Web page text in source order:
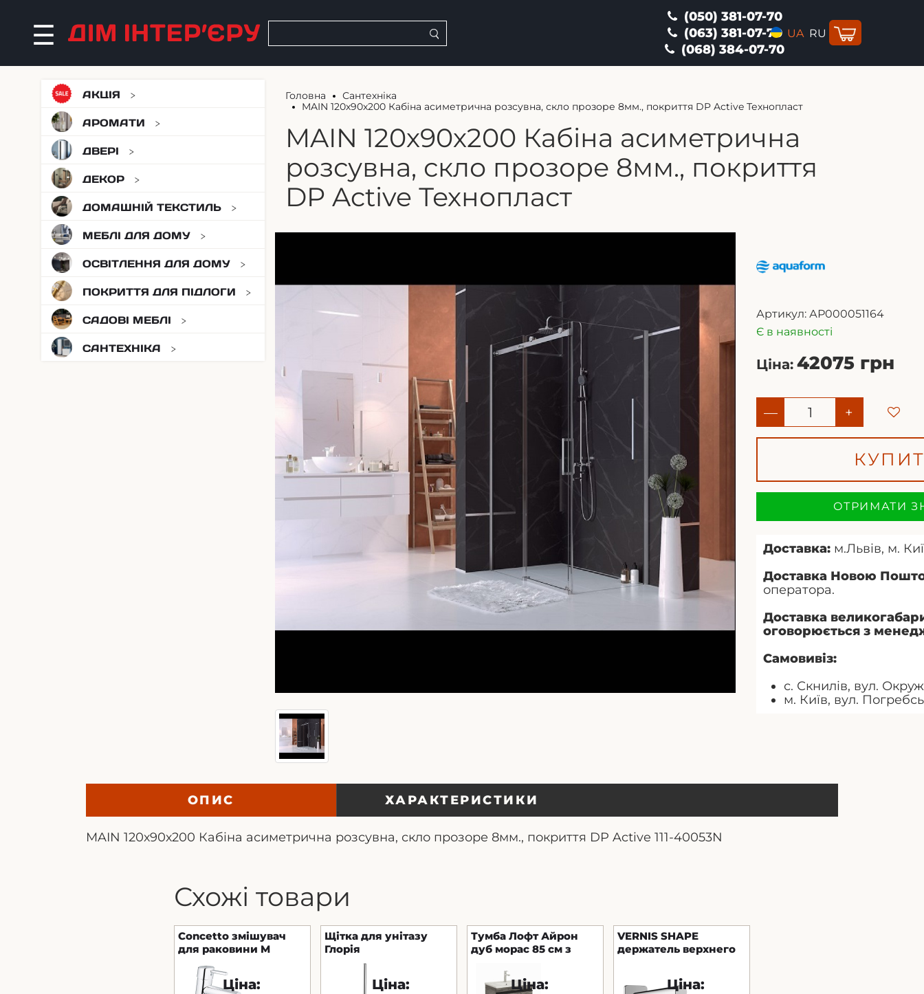
(050) 381-07-70
(063) 381-07-70
(068) 384-07-70
UA RU
АКЦІЯ
АРОМАТИ
ДВЕРІ
ДЕКОР
ДОМАШНІЙ ТЕКСТИЛЬ
МЕБЛІ ДЛЯ ДОМУ
ОСВІТЛЕННЯ ДЛЯ ДОМУ
ПОКРИТТЯ ДЛЯ ПІДЛОГИ
САДОВІ МЕБЛІ
САНТЕХНІКА
Головна
Сантехніка
MAIN 120х90х200 Кабіна асиметрична розсувна, скло прозоре 8мм., покриття DP Active Технопласт
MAIN 120х90х200 Кабіна асиметрична
розсувна, скло прозоре 8мм., покриття
DP Active Технопласт
Артикул: АР000051164
Є в наявності
Ціна: 42075 грн
— +
ОТРИМАТИ
Доставка: м.Львів, м.
Доставка Новою
оператора.
Доставка
оговорюється з
Самовивіз:
с. Скнилів, вул.
м. Київ, вул.
ОПИС ХАРАКТЕРИСТИКИ
MAIN 120х90х200 Кабіна асиметрична розсувна, скло прозоре 8мм., покриття DP Active 111-40053N
Схожі товари
Concetto змішувач
для раковини M
Ціна:
Щітка для унітазу
Глорія
Ціна:
Тумба Лофт Айрон
дуб морас 85 см з
консольна
Ціна:
VERNIS SHAPE
держатель верхнего
Ціна: